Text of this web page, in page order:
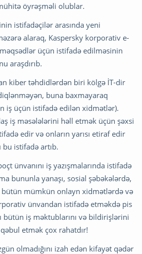
öyrəşməli olublar.
istifadəçilər arasında yeni
alaraq, Kaspersky korporativ e-
üçün istifadə edilməsinin
araşdırıb.
kiber təhdidlərdən biri kölgə İT-dir
buna baxmayaraq
iş üçün istifadə edilən xidmətlər).
iş məsələlərini həll etmək üçün şəxsi
edir və onların yarısı etiraf edir
bu istifadə artıb.
ünvanını iş yazışmalarında istifadə
bununla yanaşı, sosial şəbəkələrdə,
bütün mümkün onlayn xidmətlərdə və
ünvandan istifadə etməkdə pis
bütün iş məktublarını və bildirişlərini
etmək çox rahatdır!
olmadığını izah edən kifayət qədər